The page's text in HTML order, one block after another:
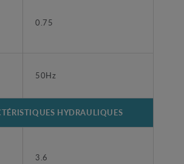
0.75
50Hz
HYDRAULIQUES
3.6